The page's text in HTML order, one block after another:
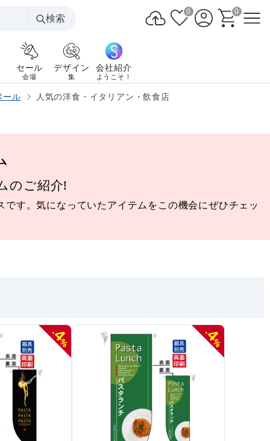
検索
0 0
セール
会場
デザイン
集
会社紹介
ようこそ！
ール
人気の洋食・イタリアン・飲食店
のご紹介!
す。気になっていたアイテムをこの機会にぜひチェッ
-
4
%
-
4
%